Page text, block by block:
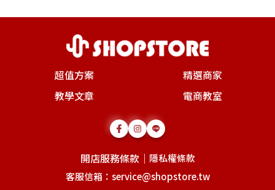
超值方案
精選商家
教學文章
電商教室
開店服務條款 ｜ 隱私權條款
客服信箱：service@shopstore.tw